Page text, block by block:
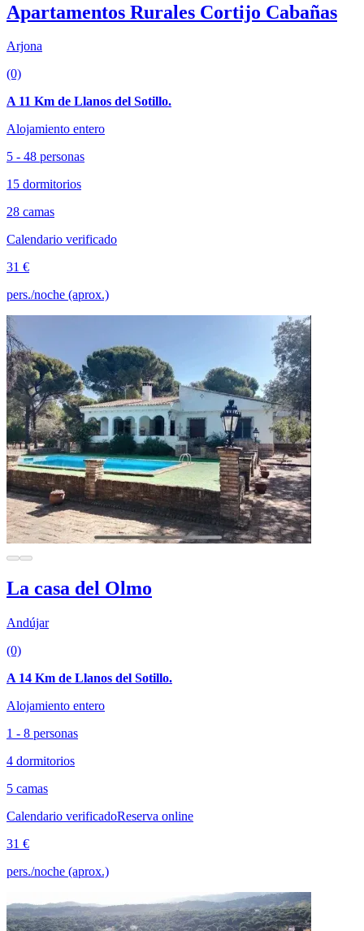
Apartamentos Rurales Cortijo Cabañas
Arjona
(0)
A 11 Km de Llanos del Sotillo.
Alojamiento entero
5 - 48 personas
15 dormitorios
28 camas
Calendario verificado
31 €
pers./noche (aprox.)
La casa del Olmo
Andújar
(0)
A 14 Km de Llanos del Sotillo.
Alojamiento entero
1 - 8 personas
4 dormitorios
5 camas
Calendario verificadoReserva online
31 €
pers./noche (aprox.)